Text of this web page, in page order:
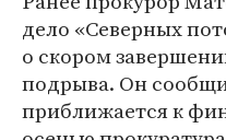
дело «Северных
о скором
подрыва. Он
приближается к